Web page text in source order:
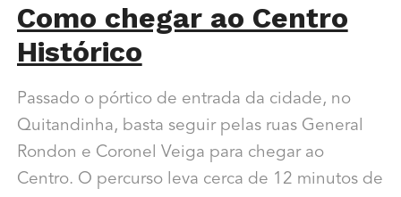
Como chegar ao Centro
Histórico
Passado o pórtico de entrada da cidade, no
Quitandinha, basta seguir pelas ruas General
Rondon e Coronel Veiga para chegar ao
Centro. O percurso leva cerca de 12 minutos de